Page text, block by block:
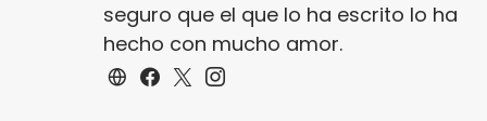
seguro que el que lo ha escrito lo ha
hecho con mucho amor.